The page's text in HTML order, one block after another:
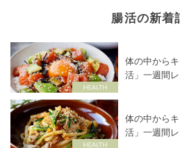
腸活の新着
体の中から
活」一週間
体の中から
活」一週間レ